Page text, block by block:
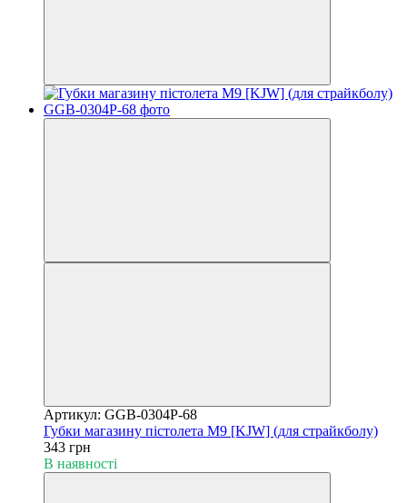
Артикул: GGB-0304P-68
Губки магазину пістолета M9 [KJW] (для страйкболу)
343 грн
В наявності